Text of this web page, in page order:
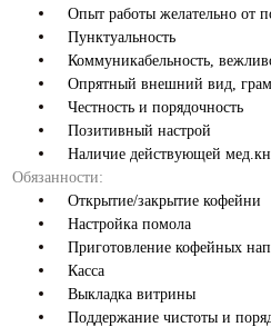
Опыт работы желательно от
Пунктуальность
Коммуникабельность,
Опрятный внешний вид,
Честность и порядочность
Позитивный настрой
Наличие действующей
Обязанности:
Открытие/закрытие кофейни
Настройка помола
Приготовление кофейных
Касса
Выкладка витрины
Поддержание чистоты и